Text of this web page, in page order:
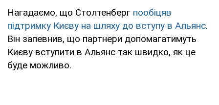
Нагадаємо, що Столтенберг пообіцяв
підтримку Києву на шляху до вступу в Альянс.
Він запевнив, що партнери допомагатимуть
Києву вступити в Альянс так швидко, як це
буде можливо.